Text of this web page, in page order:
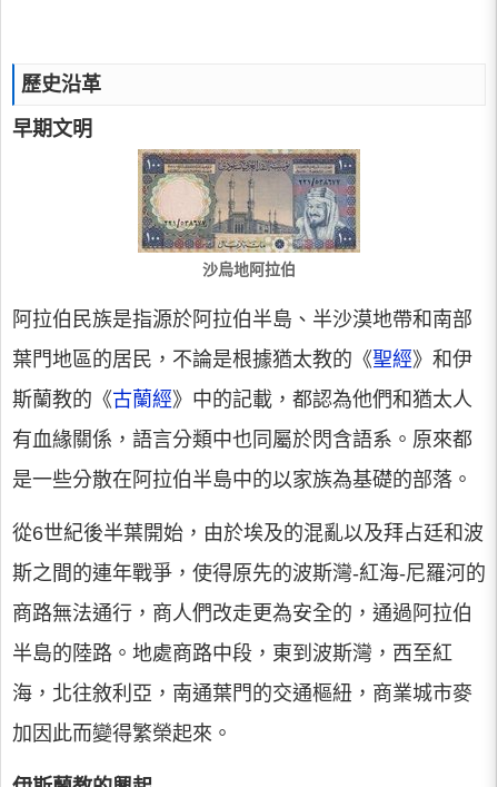
歷史沿革
早期文明
沙烏地阿拉伯
阿拉伯民族是指源於阿拉伯半島、半沙漠地帶和南部
葉門地區的居民，不論是根據猶太教的《聖經》和伊
斯蘭教的《古蘭經》中的記載，都認為他們和猶太人
有血緣關係，語言分類中也同屬於閃含語系。原來都
是一些分散在阿拉伯半島中的以家族為基礎的部落。
從6世紀後半葉開始，由於埃及的混亂以及拜占廷和波
斯之間的連年戰爭，使得原先的波斯灣-紅海-尼羅河的
商路無法通行，商人們改走更為安全的，通過阿拉伯
半島的陸路。地處商路中段，東到波斯灣，西至紅
海，北往敘利亞，南通葉門的交通樞紐，商業城市麥
加因此而變得繁榮起來。